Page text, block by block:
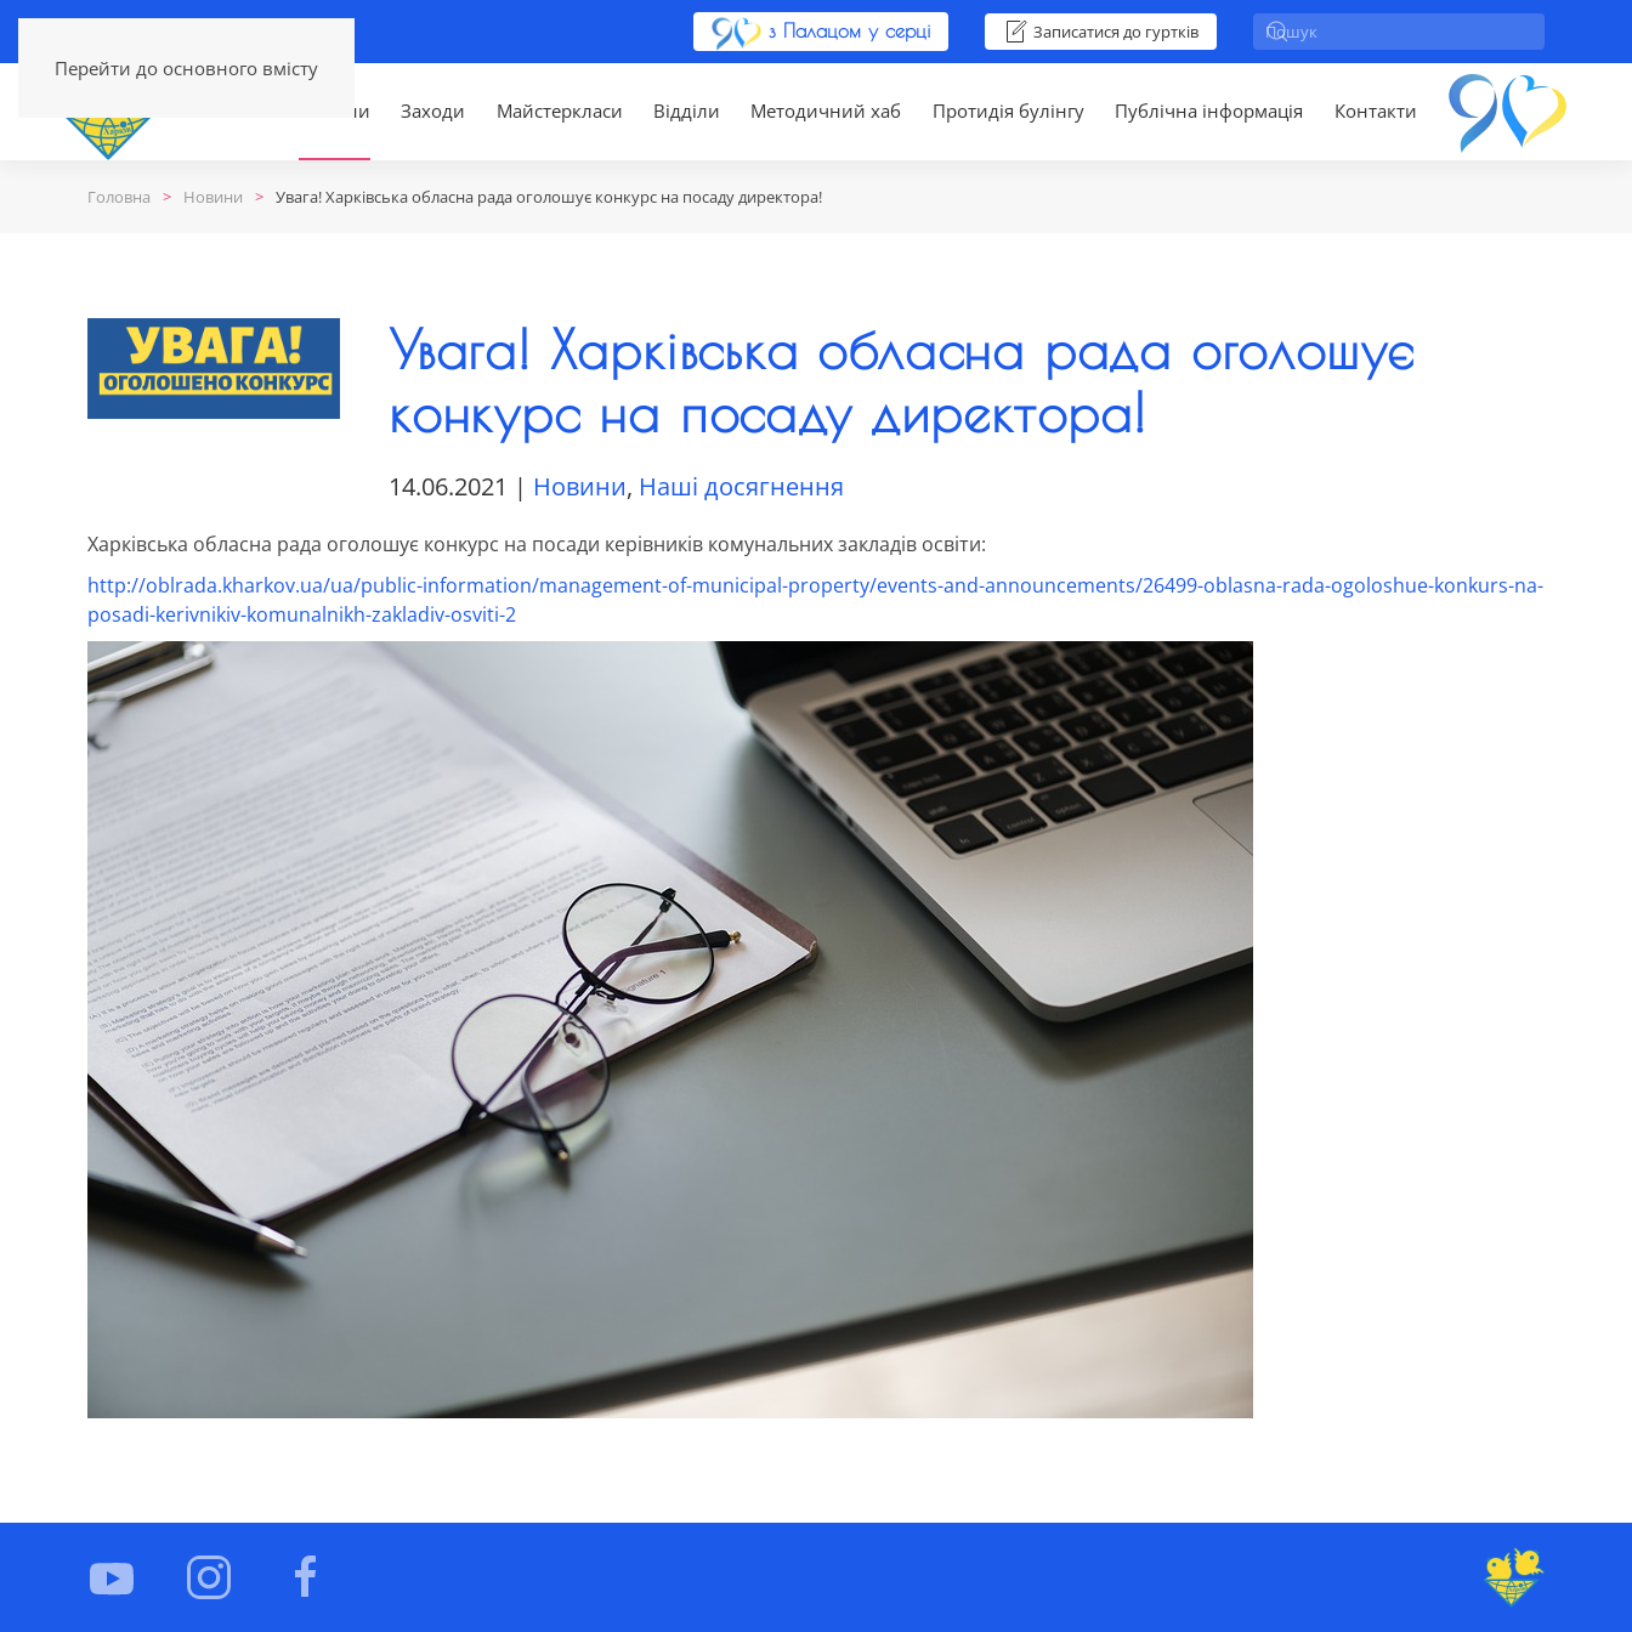
Перейти до основного вмісту
з Палацом у серці Записатися до гуртків
Новини Заходи Майстеркласи Відділи Методичний хаб Протидія булінгу Публічна інформація Контакти
Головна Новини Увага! Харківська обласна рада оголошує конкурс на посаду директора!
Увага! Харківська обласна рада оголошує
конкурс на посаду директора!
14.06.2021 | Новини, Наші досягнення
Харківська обласна рада оголошує конкурс на посади керівників комунальних закладів освіти:
http://oblrada.kharkov.ua/ua/public-information/management-of-municipal-property/events-and-announcements/26499-oblasna-rada-ogoloshue-konkurs-na-
posadi-kerivnikiv-komunalnikh-zakladiv-osviti-2